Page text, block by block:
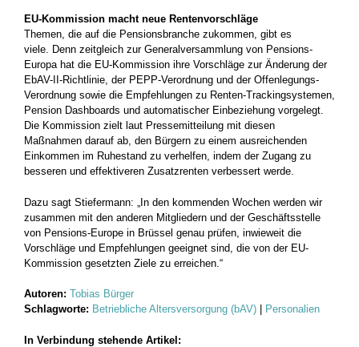
EU-Kommission macht neue Rentenvorschläge
Themen, die auf die Pensionsbranche zukommen, gibt es
viele. Denn zeitgleich zur Generalversammlung von Pensions-
Europa hat die EU-Kommission ihre Vorschläge zur Änderung der
EbAV-II-Richtlinie, der PEPP-Verordnung und der Offenlegungs-
Verordnung sowie die Empfehlungen zu Renten-Trackingsystemen,
Pension Dashboards und automatischer Einbeziehung vorgelegt.
Die Kommission zielt laut Pressemitteilung mit diesen
Maßnahmen darauf ab, den Bürgern zu einem ausreichenden
Einkommen im Ruhestand zu verhelfen, indem der Zugang zu
besseren und effektiveren Zusatzrenten verbessert werde.
Dazu sagt Stiefermann: „In den kommenden Wochen werden wir
zusammen mit den anderen Mitgliedern und der Geschäftsstelle
von Pensions-Europe in Brüssel genau prüfen, inwieweit die
Vorschläge und Empfehlungen geeignet sind, die von der EU-
Kommission gesetzten Ziele zu erreichen.“
Autoren: Tobias Bürger
Schlagworte: Betriebliche Altersversorgung (bAV) Personalien
In Verbindung stehende Artikel: